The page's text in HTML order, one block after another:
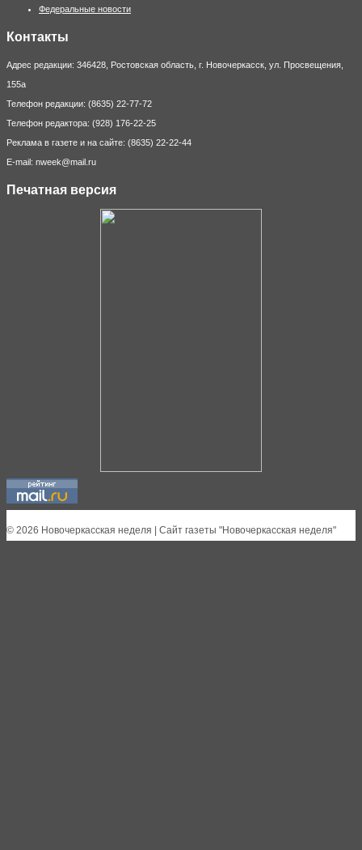
Федеральные новости
Контакты
Адрес редакции: 346428, Ростовская область, г. Новочеркасск, ул. Просвещения,
155а
Телефон редакции: (8635) 22-77-72
Телефон редактора: (928) 176-22-25
Реклама в газете и на сайте: (8635) 22-22-44
E-mail: nweek@mail.ru
Печатная версия
© 2026 Новочеркасская неделя | Сайт газеты "Новочеркасская неделя"